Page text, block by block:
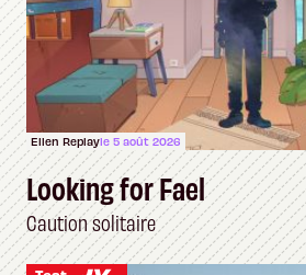
Ellen Replayle 5 août 2026
Looking for Fael
Caution solitaire